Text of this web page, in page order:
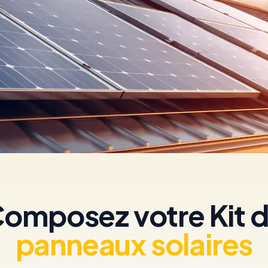
votre Kit
panneaux solaires